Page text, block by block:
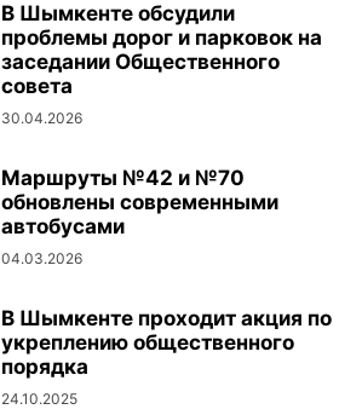
В Шымкенте обсудили
проблемы дорог и парковок на
заседании Общественного
совета
30.04.2026
Маршруты №42 и №70
обновлены современными
автобусами
04.03.2026
В Шымкенте проходит акция по
укреплению общественного
порядка
24.10.2025